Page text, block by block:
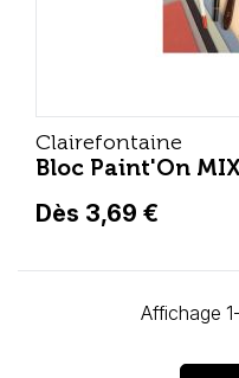
Clairefontaine
Bloc Paint'On
Dès 3,69 €
Affichage